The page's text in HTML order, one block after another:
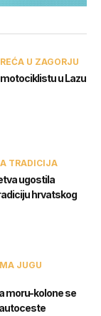
U ZAGORJU
u Lazu
TRADICIJA
ugostila
hrvatskog
JUGU
moru-kolone se